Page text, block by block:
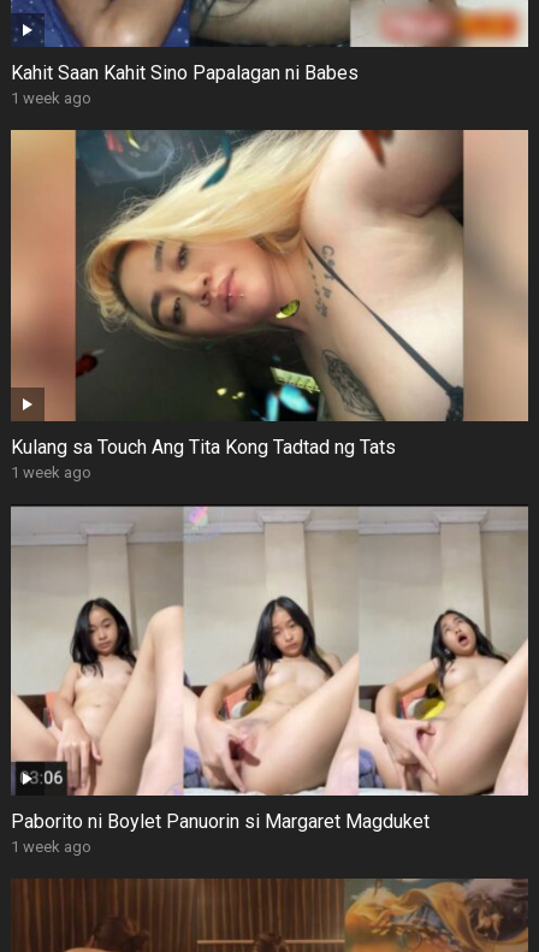
Kahit Saan Kahit Sino Papalagan ni Babes
1 week ago
Kulang sa Touch Ang Tita Kong Tadtad ng Tats
1 week ago
Paborito ni Boylet Panuorin si Margaret Magduket
1 week ago